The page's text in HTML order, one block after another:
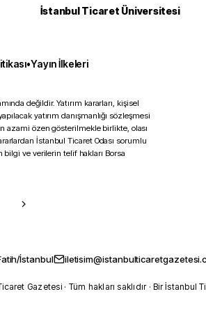
İstanbul Ticaret Üniversitesi
•Yayın İlkeleri
değildir. Yatırım kararları, kişisel
yatırım danışmanlığı sözleşmesi
azami özen gösterilmekle birlikte, olası
İstanbul Ticaret Odası sorumlu
bilgi ve verilerin telif hakları Borsa
İstanbul
Gazetesi · Tüm hakları saklıdır · Bir İstanbul